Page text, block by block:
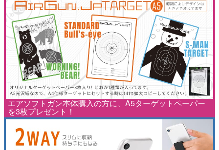
エアソフトガン本体購入の方に、A5ターゲットペーパー
を3枚プレゼント！